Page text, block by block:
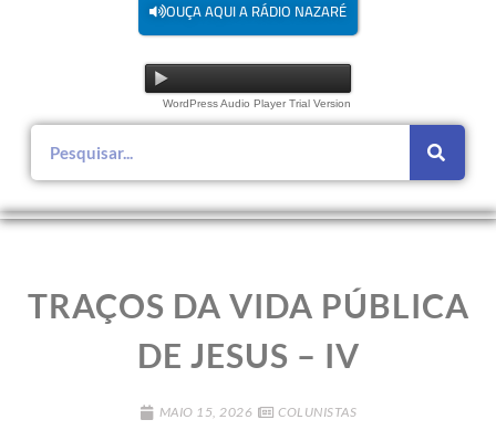
OUÇA AQUI A RÁDIO NAZARÉ
WordPress Audio Player Trial Version
TRAÇOS DA VIDA PÚBLICA
DE JESUS – IV
MAIO 15, 2026 COLUNISTAS